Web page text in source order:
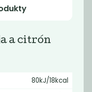
a citrón
80kJ/18kcal